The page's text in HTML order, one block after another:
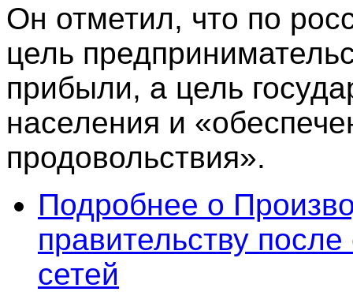
Он отметил, что по
цель
прибыли, а цель
населения и
продовольствия».
Подробнее о
правительству
сетей